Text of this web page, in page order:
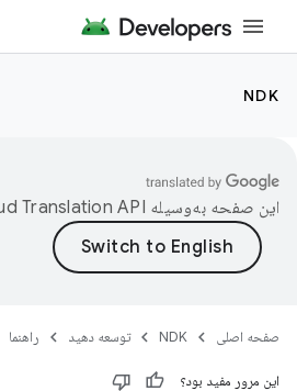
NDK
این صفحه به‌وسیله
صفحه اصلی NDK توسعه دهید راهنما
این مرور مفید بود؟